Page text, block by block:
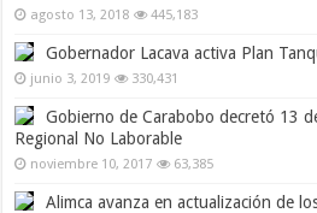
agosto 13, 2018 445,183
Gobernador Lacava activa Plan
junio 3, 2019 330,431
Gobierno de Carabobo decretó 13
Regional No Laborable
noviembre 10, 2017 63,385
Alimca avanza en actualización de